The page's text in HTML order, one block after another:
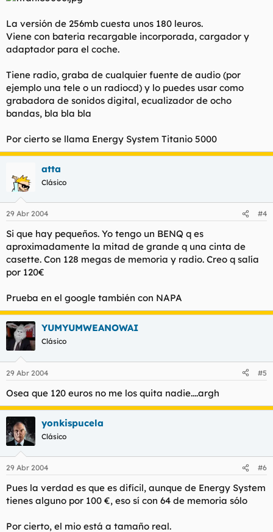
La versión de 256mb cuesta unos 180 leuros.
Viene con bateria recargable incorporada, cargador y
adaptador para el coche.
Tiene radio, graba de cualquier fuente de audio (por
ejemplo una tele o un radiocd) y lo puedes usar como
grabadora de sonidos digital, ecualizador de ocho
bandas, bla bla bla
Por cierto se llama Energy System Titanio 5000
atta
Clásico
29 Abr 2004 #4
Si que hay pequeños. Yo tengo un BENQ q es
aproximadamente la mitad de grande q una cinta de
casette. Con 128 megas de memoria y radio. Creo q salía
por 120€
Prueba en el google también con NAPA
YUMYUMWEANOWAI
Clásico
29 Abr 2004 #5
Osea que 120 euros no me los quita nadie....argh
yonkispucela
Clásico
29 Abr 2004 #6
Pues la verdad es que es difícil, aunque de Energy System
tienes alguno por 100 €, eso sí con 64 de memoria sólo
Por cierto, el mio está a tamaño real.